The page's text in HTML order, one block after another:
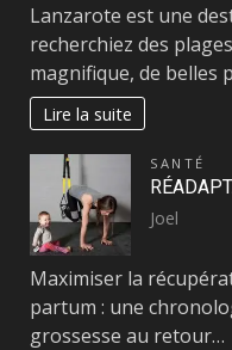
Lanzarote est une
recherchiez des
magnifique, de belles
Lire la suite
SANTÉ
Joel
Maximiser la
partum : une
grossesse au retour…